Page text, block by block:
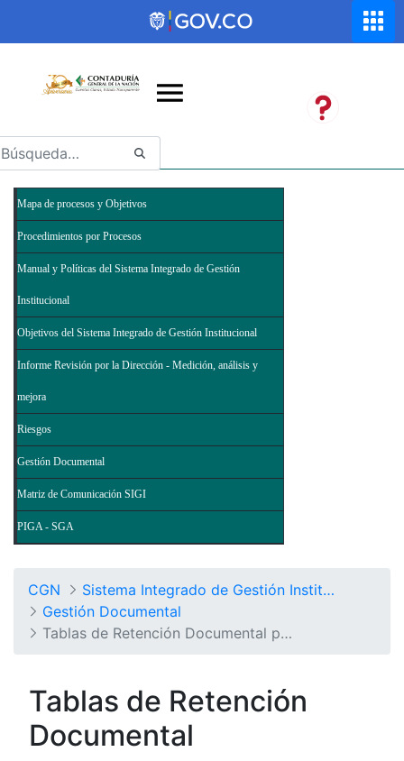
Saltar al contenido principal
Abrir menú de accesibilidad
Mapa de procesos y Objetivos
Procedimientos por Procesos
Manual y Políticas del Sistema Integrado de Gestión
Institucional
Objetivos del Sistema Integrado de Gestión Institucional
Informe Revisión por la Dirección - Medición, análisis y
mejora
Riesgos
Gestión Documental
Matriz de Comunicación SIGI
PIGA - SGA
CGN
Sistema Integrado de Gestión Institucional
Gestión Documental
Tablas de Retención Documental por Procesos
Tablas de Retención
Documental